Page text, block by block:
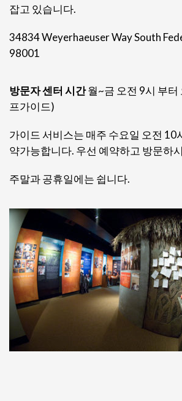
잡고 있습니다.
34834 Weyerhaeuser Way South
98001
방문자 센터 시간월~금 오전 9시 부터
프가이드)
가이드 서비스는 매주 수요일 오전 10
약가능합니다. 우선 예약하고 방문하
주말과 공휴일에는 쉽니다.